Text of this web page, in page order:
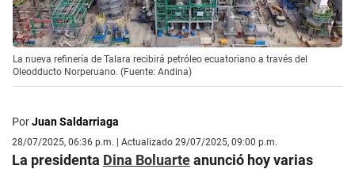
La nueva refinería de Talara recibirá petróleo ecuatoriano a través del
Oleodducto Norperuano. (Fuente: Andina)
PorJuan Saldarriaga
28/07/2025, 06:36 p.m. | Actualizado 29/07/2025, 09:00 p.m.
La presidenta Dina Boluarteanunció hoy varias